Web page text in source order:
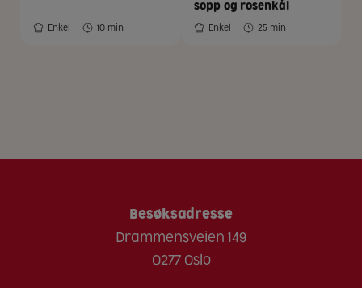
Enkel 10 min
sopp og rosenkål
Enkel 25 min
Besøksadresse
Drammensveien 149
0277 Oslo